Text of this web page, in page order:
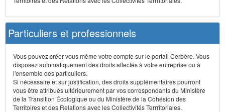
Particuliers et professionnels
Vous pouvez créer vous même votre compte sur le portail Cerbère. Vous
disposez automatiquement des droits affectés à votre entreprise ou à
l'ensemble des particuliers.
Si nécessaire et sur justification, des droits supplémentaires pourront
vous être attribués ultérieurement par vos correspondants du Ministère
de la Transition Écologique ou du Ministère de la Cohésion des
Territoires et des Relations avec les Collectivités Terrritoriales.